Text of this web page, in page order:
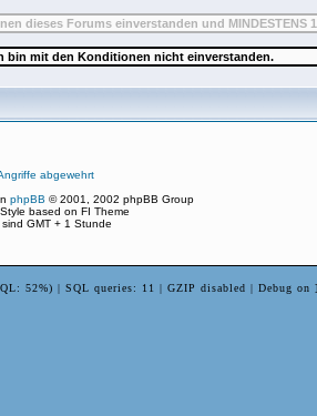
abgewehrt
phpBB © 2001, 2002 phpBB Group
based on FI Theme
GMT + 1 Stunde
52%) | SQL queries: 11 | GZIP disabled | Debug on ]